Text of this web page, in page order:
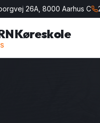
26A, 8000 Aarhus C
Køreskole